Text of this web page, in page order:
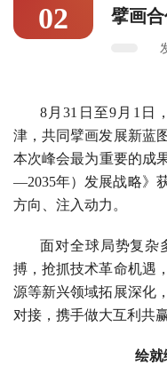
02
擘画
8月31日至9月1日
津，共同擘画发展新蓝
本次峰会最为重要的成
—2035年）发展战略》
方向、注入动力。
面对全球局势复杂
搏，抢抓技术革命机遇
源等新兴领域拓展深化
对接，携手做大互利共赢
绘就